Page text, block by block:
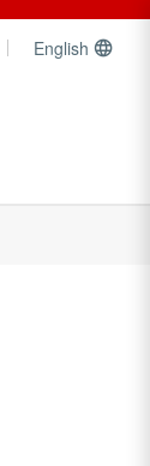
English